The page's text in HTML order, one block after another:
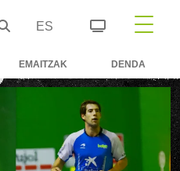
ES
EMAITZAK DENDA